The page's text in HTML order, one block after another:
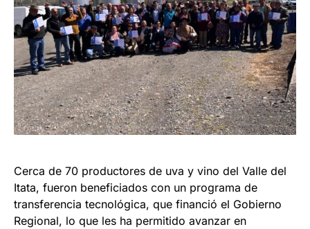
Cerca de 70 productores de uva y vino del Valle del
Itata, fueron beneficiados con un programa de
transferencia tecnológica, que financió el Gobierno
Regional, lo que les ha permitido avanzar en